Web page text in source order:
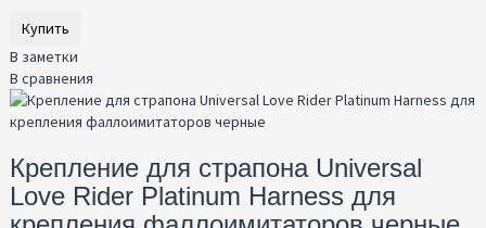
Купить
В заметки
В сравнения
Крепление для страпона Universal
Love Rider Platinum Harness для